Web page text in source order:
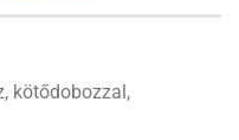
kötődobozzal,